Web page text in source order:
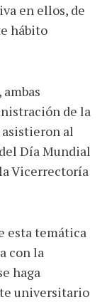
en ellos, de
hábito
de la
al
Día Mundial
la Vicerrectoría
esta temática
con la
haga
universitario